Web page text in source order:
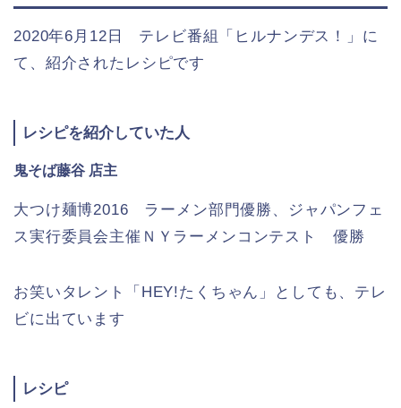
2020年6月12日 テレビ番組「ヒルナンデス！」に
て、紹介されたレシピです
レシピを紹介していた人
鬼そば藤谷 店主
大つけ麺博2016 ラーメン部門優勝、ジャパンフェ
ス実行委員会主催ＮＹラーメンコンテスト 優勝
お笑いタレント「HEY!たくちゃん」としても、テレ
ビに出ています
レシピ